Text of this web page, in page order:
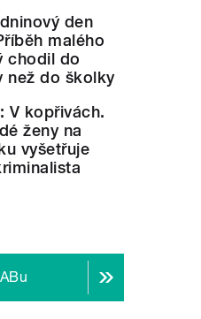
den
malého
chodil do
než do školky
V kopřivách.
ženy na
vyšetřuje